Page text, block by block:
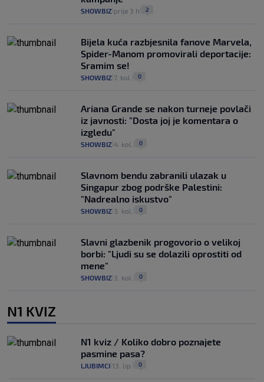
SHOWBIZ prije 3 h 2
Bijela kuća razbjesnila fanove Marvela,
Spider-Manom promovirali deportacije:
Sramim se!
SHOWBIZ 7. kol. 0
Ariana Grande se nakon turneje povlači
iz javnosti: "Dosta joj je komentara o
izgledu"
SHOWBIZ 4. kol. 0
Slavnom bendu zabranili ulazak u
Singapur zbog podrške Palestini:
"Nadrealno iskustvo"
SHOWBIZ 3. kol. 0
Slavni glazbenik progovorio o velikoj
borbi: "Ljudi su se dolazili oprostiti od
mene"
SHOWBIZ 3. kol. 0
N1 KVIZ
N1 kviz / Koliko dobro poznajete
pasmine pasa?
LJUBIMCI 13. lip. 0